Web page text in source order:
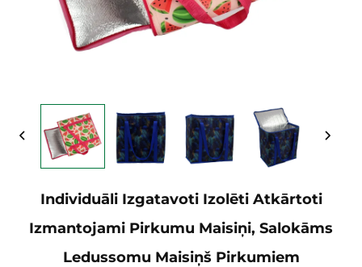
Individuāli Izgatavoti Izolēti Atkārtoti
Izmantojami Pirkumu Maisiņi, Salokāms
Ledussomu Maisiņš Pirkumiem